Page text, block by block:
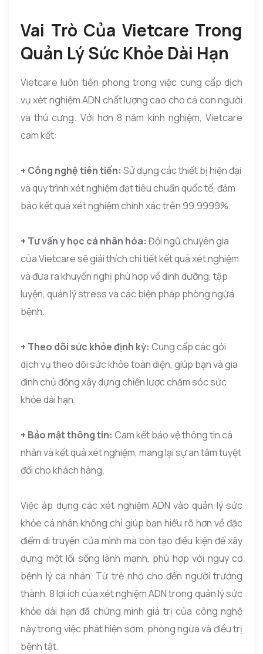
Vai Trò Của Vietcare Trong
Quản Lý Sức Khỏe Dài Hạn
Vietcare luôn tiên phong trong việc cung cấp dịch
vụ xét nghiệm ADN chất lượng cao cho cả con người
và thú cưng. Với hơn 8 năm kinh nghiệm, Vietcare
cam kết:
+ Công nghệ tiên tiến: Sử dụng các thiết bị hiện đại
và quy trình xét nghiệm đạt tiêu chuẩn quốc tế, đảm
bảo kết quả xét nghiệm chính xác trên 99,9999%.
+ Tư vấn y học cá nhân hóa: Đội ngũ chuyên gia
của Vietcare sẽ giải thích chi tiết kết quả xét nghiệm
và đưa ra khuyến nghị phù hợp về dinh dưỡng, tập
luyện, quản lý stress và các biện pháp phòng ngừa
bệnh.
+ Theo dõi sức khỏe định kỳ: Cung cấp các gói
dịch vụ theo dõi sức khỏe toàn diện, giúp bạn và gia
đình chủ động xây dựng chiến lược chăm sóc sức
khỏe dài hạn.
+ Bảo mật thông tin: Cam kết bảo vệ thông tin cá
nhân và kết quả xét nghiệm, mang lại sự an tâm tuyệt
đối cho khách hàng.
Việc áp dụng các xét nghiệm ADN vào quản lý sức
khỏe cá nhân không chỉ giúp bạn hiểu rõ hơn về đặc
điểm di truyền của mình mà còn tạo điều kiện để xây
dựng một lối sống lành mạnh, phù hợp với nguy cơ
bệnh lý cá nhân. Từ trẻ nhỏ cho đến người trưởng
thành, 8 lợi ích của xét nghiệm ADN trong quản lý sức
khỏe dài hạn đã chứng minh giá trị của công nghệ
này trong việc phát hiện sớm, phòng ngừa và điều trị
bệnh tật.